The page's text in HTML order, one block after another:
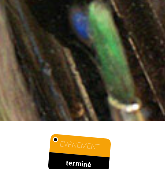
EVÉNEMENT
terminé